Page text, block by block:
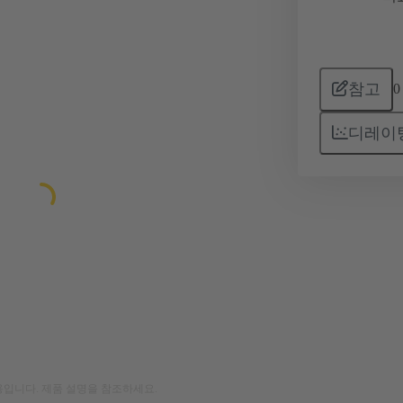
참고 0
디레이